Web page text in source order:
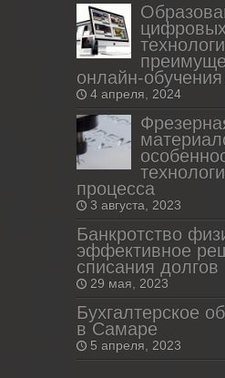
цифровых
онлайн-обучения
4 апреля, 2024
процесса
3 августа, 2023
Банкротство
эффективное
списания долгов
29 мая, 2023
Бухгалтерское
в Самаре
5 апреля, 2023